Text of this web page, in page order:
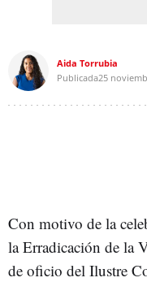
Aida Torrubia
Publicada25
Con motivo de la
la Erradicación de la
de oficio del Ilustre